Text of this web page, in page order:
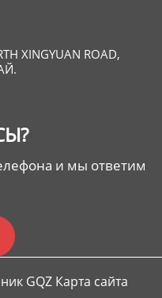
XINGYUAN ROAD,
и мы ответим
GQZ Карта сайта